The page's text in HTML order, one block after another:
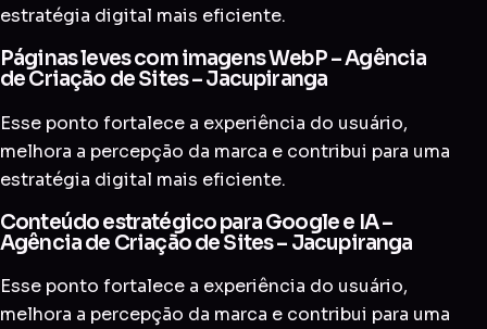
estratégia digital mais eficiente.
Páginas leves com imagens WebP – Agência
de Criação de Sites – Jacupiranga
Esse ponto fortalece a experiência do usuário,
melhora a percepção da marca e contribui para uma
estratégia digital mais eficiente.
Conteúdo estratégico para Google e IA –
Agência de Criação de Sites – Jacupiranga
Esse ponto fortalece a experiência do usuário,
melhora a percepção da marca e contribui para uma